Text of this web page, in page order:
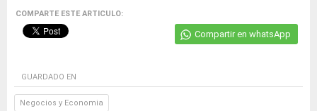
COMPARTE ESTE ARTICULO:
Compartir en whatsApp
GUARDADO EN
Negocios y Economia